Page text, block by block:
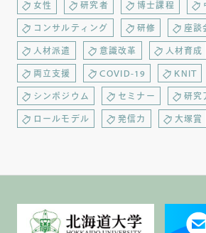
女性 研究者 博士課程
コンサルティング 研修 座談
人材派遣 意識改革 人材育成
両立支援 COVID-19 KNIT
シンポジウム セミナー 研究
ロールモデル 発信力 大塚賞